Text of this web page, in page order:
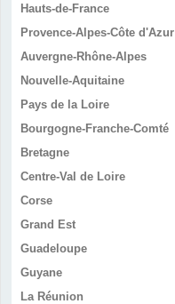
Hauts-de-France
Provence-Alpes-Côte d'Azur
Auvergne-Rhône-Alpes
Nouvelle-Aquitaine
Pays de la Loire
Bourgogne-Franche-Comté
Bretagne
Centre-Val de Loire
Corse
Grand Est
Guadeloupe
Guyane
La Réunion